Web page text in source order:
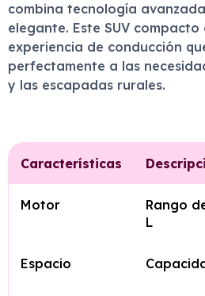
combina tecnología
elegante. Este SUV
experiencia de conducción
perfectamente a las
y las escapadas rurales.
Características
Motor
Rango
L
Espacio